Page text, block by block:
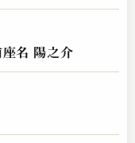
名 陽之介